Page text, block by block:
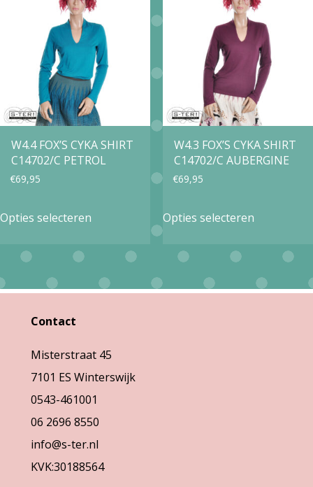
variaties.
Deze
optie
kan
gekozen
worden
op
de
productpagina
variaties.
Deze
optie
kan
gekozen
worden
op
de
W4.4 FOX’S CYKA SHIRT
C14702/C PETROL
€69,95
Opties selecteren
variaties.
kan
gekozen
worden
op
de
productpagina
W4.3 FOX’S CYKA SHIRT
C14702/C AUBERGINE
€69,95
Opties selecteren
variaties.
Contact
Misterstraat 45
7101 ES Winterswijk
0543-461001
06 2696 8550
info@s-ter.nl
KVK:30188564